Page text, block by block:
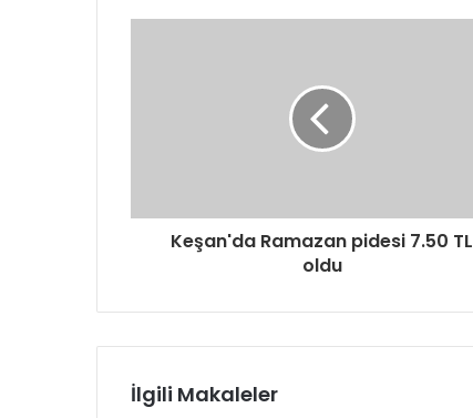
Keşan'da Ramazan pidesi 7.50 TL
oldu
İlgili Makaleler